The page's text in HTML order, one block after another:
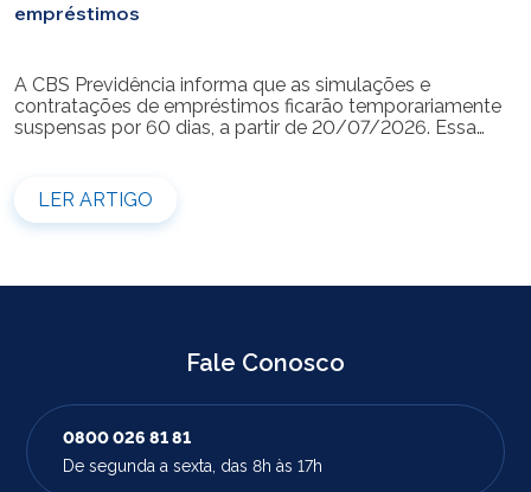
empréstimos
A CBS Previdência informa que as simulações e
contratações de empréstimos ficarão temporariamente
suspensas por 60 dias, a partir de 20/07/2026. Essa
realizar novas simulações ou contratar empréstimos
pelos canais disponibilizados pela CBS Previdência.
Recomendamos que os participantes que […]
LER ARTIGO
Fale Conosco
0800 026 81 81
De segunda a sexta, das 8h às 17h